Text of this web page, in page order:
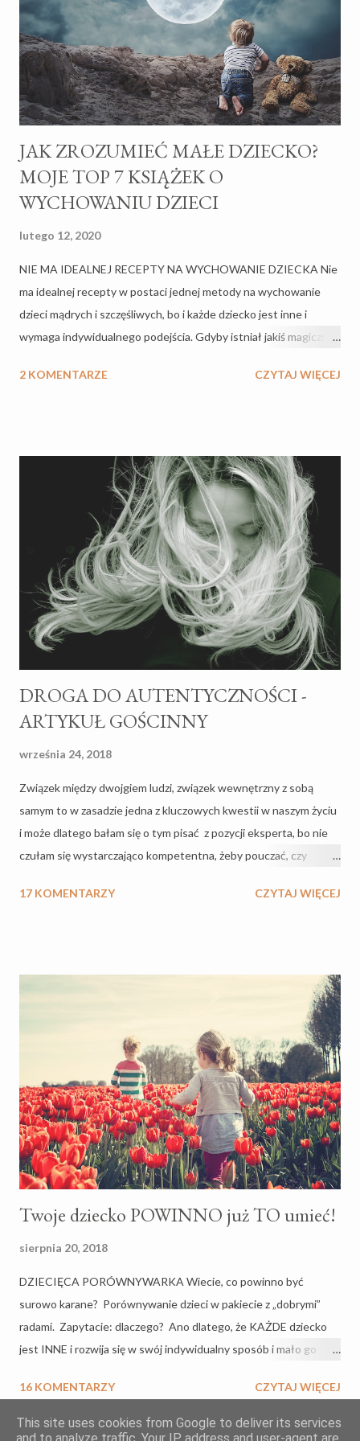
m
e
n
a
r
z
JAK ZROZUMIEĆ MAŁE DZIECKO?
MOJE TOP 7 KSIĄŻEK O
WYCHOWANIU DZIECI
lutego 12, 2020
NIE MA IDEALNEJ RECEPTY NA WYCHOWANIE DZIECKA Nie
ma idealnej recepty w postaci jednej metody na wychowanie
dzieci mądrych i szczęśliwych, bo i każde dziecko jest inne i
wymaga indywidualnego podejścia. Gdyby istniał jakiś magiczny
najcięższej pracy życia. Sama nie jestem fanatykiem książek o
dlatego literaturę dobieram do bieżącej sytuacji, szukając w
książce podpowiedzi, czy odpowiedzi na pytania. Czasem
potrzebuje potwierdzenia, że to, co intuicyjnie myślę, ma
potwierdzenie np. w psychologii. PORADNIKI O
WYCHOWANIU - HIT CZY KIT? Kiedy byłam w ciąży uciekałam
od książek o ciąży, porodzie, wychowywaniu dzieci najdalej jak się
dało, czytałam raczej medyczne artykuły, odpowiedzi na pytania
dotyczące samej fizjologii ciąży i...
2 KOMENTARZE CZYTAJ WIĘCEJ
DROGA DO AUTENTYCZNOŚCI -
ARTYKUŁ GOŚCINNY
września 24, 2018
Związek między dwojgiem ludzi, związek wewnętrzny z sobą
samym to w zasadzie jedna z kluczowych kwestii w naszym życiu
i może dlatego bałam się o tym pisać z pozycji eksperta, bo nie
czułam się wystarczająco kompetentna, żeby pouczać, czy
dnia mojego blogowania stanęła na mojej drodze kobieta
katalizatorem do narodzin nowej kategorii na blogu, za co jej
serdecznie dziękuję. Za tą inspirację :) Jako, że nie wierzę w
przypadkowe spotkania, a w to, że ludzie stają na naszej drodze
w jakimś celu, zaprosiłam Patrycję, w internetach znaną jako Pani
Mediator do napisania artykułu wyjątkowego, tekstu, z którego
sama dla siebie wyniosłam pokaźną garść wiedzy, dlatego chc...
17 KOMENTARZY CZYTAJ WIĘCEJ
Twoje dziecko POWINNO już TO umieć!
sierpnia 20, 2018
DZIECIĘCA PORÓWNYWARKA Wiecie, co powinno być
surowo karane? Porównywanie dzieci w pakiecie z „dobrymi”
radami. Zapytacie: dlaczego? Ano dlatego, że KAŻDE dziecko
jest INNE i rozwija się w swój indywidualny sposób i mało go
a syn szwagra zaczął mówić trzynastozgłoskowcem jak skończył
rok. Niestety, ale zauważyłam, że wraz z odcięciem pępowiny
16 KOMENTARZY CZYTAJ WIĘCEJ
This site uses cookies from Google to deliver its services